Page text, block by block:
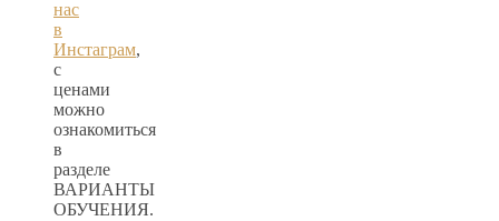
нас
в
Инстаграм,
с
ценами
можно
ознакомиться
в
разделе
ВАРИАНТЫ
ОБУЧЕНИЯ.